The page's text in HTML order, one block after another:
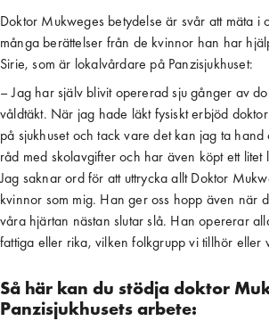
Doktor Mukweges betydelse är svår att mäta i
många berättelser från de kvinnor han har
Sirie, som är lokalvårdare på Panzisjukhuset:
– Jag har själv blivit opererad sju gånger av
våldtäkt. När jag hade läkt fysiskt erbjöd
på sjukhuset och tack vare det kan jag ta
råd med skolavgifter och har även köpt ett
Jag saknar ord för att uttrycka allt Doktor
kvinnor som mig. Han ger oss hopp även när
våra hjärtan nästan slutar slå. Han opererar
fattiga eller rika, vilken folkgrupp vi tillhör eller
Så här kan du stödja doktor
Panzisjukhusets arbete: